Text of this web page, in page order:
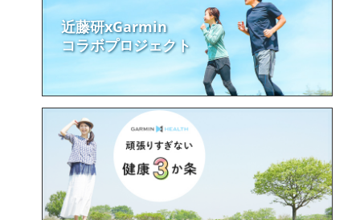
近藤研xGarmin
コラボプロジェクト